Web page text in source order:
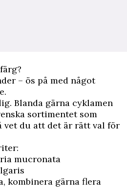
– ös på med något
Blanda gärna cyklamen
sortimentet som
vet du att det är rätt val för
mucronata
kombinera gärna flera